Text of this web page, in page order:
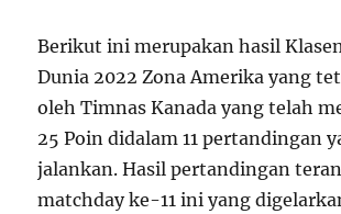
Berikut ini merupakan hasil
Dunia 2022 Zona Amerika yang
oleh Timnas Kanada yang telah
25 Poin didalam 11 pertandingan
jalankan. Hasil pertandingan
matchday ke-11 ini yang